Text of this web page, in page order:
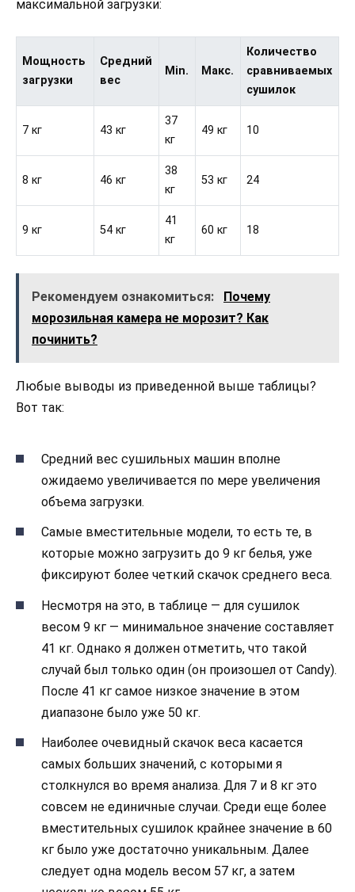
максимальной загрузки:
Мощность
загрузки
Средний
вес
Min. Макс.
Количество
сравниваемых
сушилок
7 кг 43 кг
37
кг
49 кг 10
8 кг 46 кг
38
кг
53 кг 24
9 кг 54 кг
41
кг
60 кг 18
Рекомендуем ознакомиться:
Почему
морозильная камера не морозит? Как
починить?
Любые выводы из приведенной выше таблицы?
Вот так:
Средний вес сушильных машин вполне
ожидаемо увеличивается по мере увеличения
объема загрузки.
Самые вместительные модели, то есть те, в
которые можно загрузить до 9 кг белья, уже
фиксируют более четкий скачок среднего веса.
Несмотря на это, в таблице — для сушилок
весом 9 кг — минимальное значение составляет
41 кг. Однако я должен отметить, что такой
случай был только один (он произошел от Candy).
После 41 кг самое низкое значение в этом
диапазоне было уже 50 кг.
Наиболее очевидный скачок веса касается
самых больших значений, с которыми я
столкнулся во время анализа. Для 7 и 8 кг это
совсем не единичные случаи. Среди еще более
вместительных сушилок крайнее значение в 60
кг было уже достаточно уникальным. Далее
следует одна модель весом 57 кг, а затем